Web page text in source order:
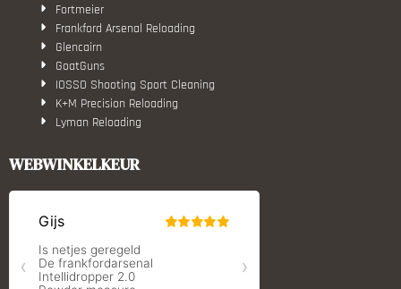
Fortmeier
Frankford Arsenal Reloading
Glencairn
GoatGuns
IOSSO Shooting Sport Cleaning
K+M Precision Reloading
Lyman Reloading
Monstrum Tactical
S.T. Dupont
Shooters Global
Shooting Technology - Reloading
WEBWINKELKEUR